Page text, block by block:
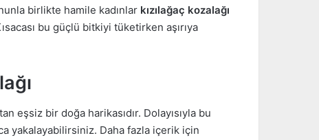
birlikte hamile kadınlar kızılağaç kozalağı
bu güçlü bitkiyi tüketirken aşırıya
eşsiz bir doğa harikasıdır. Dolayısıyla bu
yakalayabilirsiniz. Daha fazla içerik için